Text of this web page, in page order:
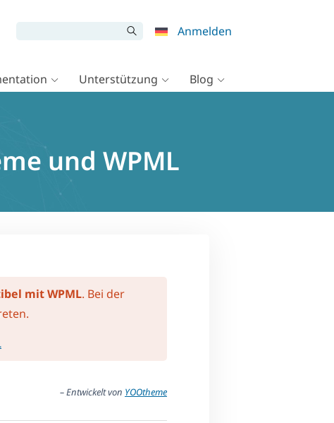
Anmelden
Unterstützung Blog
und WPML
mit WPML. Bei der
– Entwickelt von YOOtheme